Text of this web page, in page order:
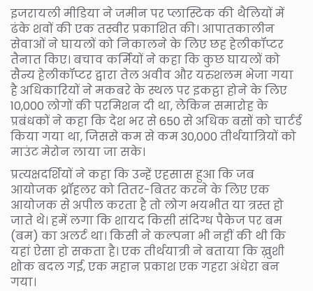
इजरायली मीडिया ने जमीन पर प्लास्टिक की थैलियों में
ढंके शवों की एक तस्वीर प्रकाशित की। आपातकालीन
सेवाओं ने घायलों को निकालने के लिए छह हेलीकॉप्टर
तैनात किए। बचाव कर्मियों ने कहा कि कुछ घायलों को
सैन्य हेलीकॉप्टर द्वारा तेल अवीव और यरुशलम भेजा गया
है अधिकारियों ने मकबरे के स्थल पर इकट्ठा होने के लिए
10,000 लोगों की परमिशन दी था, लेकिन समारोह के
प्रबंधकों ने कहा कि देश भर से 650 से अधिक बसों को चार्टर्ड
किया गया था, जिससे कम से कम 30,000 तीर्थयात्रियों को
माउंट मेरोन लाया जा सके।
प्रत्यक्षदर्शियों ने कहा कि उन्हें एहसास हुआ कि जब
आयोजक थ्रॉहलर को तितर-बितर करने के लिए एक
आयोजक से अपील करता है तो लोग भयभीत या त्रस्त हो
जाते थे। हमें लगा कि शायद किसी संदिग्ध पैकेज पर बम
(बम) का अलर्ट था। किसी ने कल्पना भी नहीं की थी कि
यहां ऐसा हो सकता है। एक तीर्थयात्री ने बताया कि ख़ुशी
शोक बदल गई, एक महान प्रकाश एक गहरा अंधेरा बन
गया।